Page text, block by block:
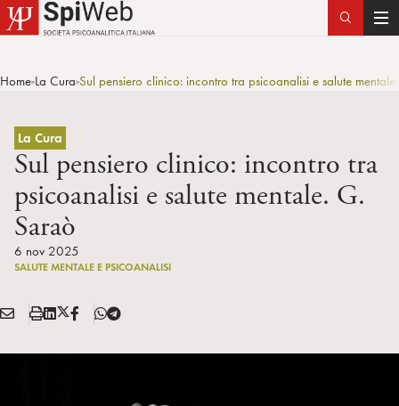
T
g
Home>La Cura>Sul pensiero clinico: incontro tra psicoanalisi e salute
La Cura
Sul pensiero clinico: incontro tra
psicoanalisi e salute mentale. G.
Saraò
6 nov 2025
SALUTE MENTALE E PSICOANALISI
Condividi:
E
A
S
a
L
n
X
T
F
T
l